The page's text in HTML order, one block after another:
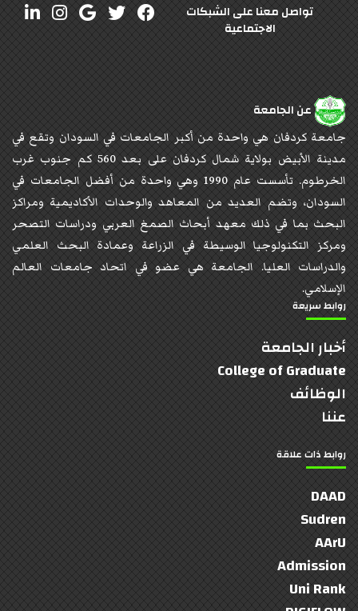
تواصل معنا على الشبكات
الاجتماعية
عن الجامعة
جامعة كردفان هي واحدة من أكبر الجامعات في السودان وتقع في
مدينة الأبيض بولاية شمال كردفان على بعد 560 كم جنوب غرب
الخرطوم. تأسست عام 1990 وهي واحدة من أفضل الجامعات في
السودان، وتضم العديد من المعاهد والوحدات الأكاديمية ومراكز
البحث بما في ذلك معهد أبحاث الصمغ العربي ودراسات التصحر
ومركز التكنولوجيا الوسيطة في الزراعة وعمادة البحث العلمي
والدراسات العليا. الجامعة هي عضو في اتحاد جامعات العالم
الإسلامي.
روابط سريعة
أخبار الجامعة
College of Graduate
الوظائف
عننا
روابط ذات علاقة
DAAD
Sudren
AArU
Admission
Uni Rank